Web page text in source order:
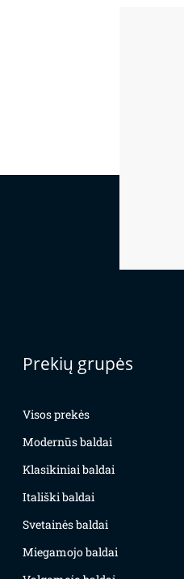
Prekių grupės
Visos prekės
Modernūs baldai
Klasikiniai baldai
Itališki baldai
Svetainės baldai
Miegamojo baldai